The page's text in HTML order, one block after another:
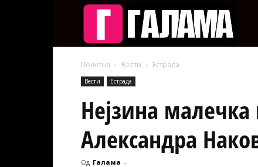
Почетна Вести Естрада
Вести Естрада
Нејзина малечка
Александра
Од Галама -